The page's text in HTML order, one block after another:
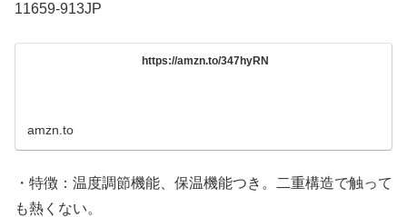
11659-913JP
https://amzn.to/347hyRN
amzn.to
・特徴：温度調節機能、保温機能つき。二重構造で触って
も熱くない。